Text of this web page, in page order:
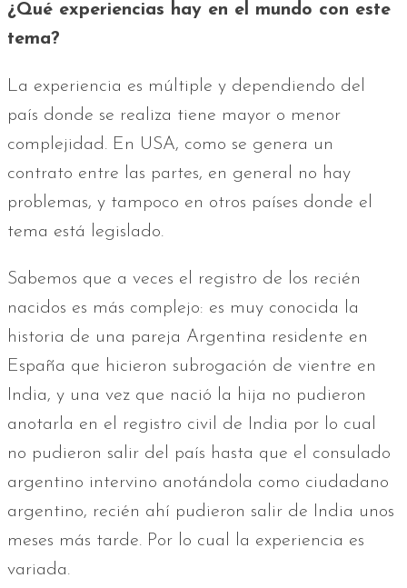
¿Qué experiencias hay en el mundo con este
tema?
La experiencia es múltiple y dependiendo del
país donde se realiza tiene mayor o menor
complejidad. En USA, como se genera un
contrato entre las partes, en general no hay
problemas, y tampoco en otros países donde el
tema está legislado.
Sabemos que a veces el registro de los recién
nacidos es más complejo: es muy conocida la
historia de una pareja Argentina residente en
España que hicieron subrogación de vientre en
India, y una vez que nació la hija no pudieron
anotarla en el registro civil de India por lo cual
no pudieron salir del país hasta que el consulado
argentino intervino anotándola como ciudadano
argentino, recién ahí pudieron salir de India unos
meses más tarde. Por lo cual la experiencia es
variada.